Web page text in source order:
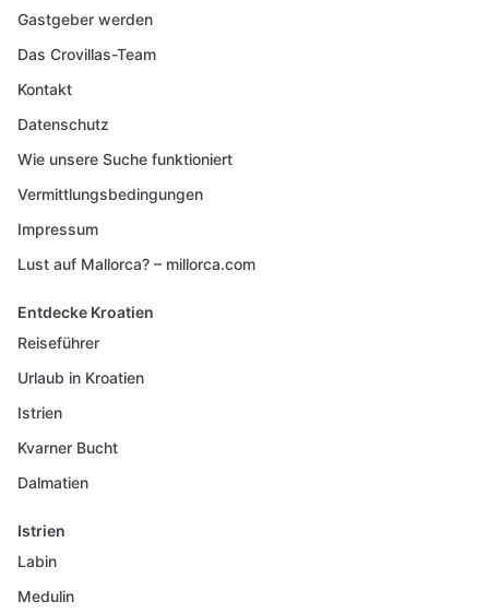
Gastgeber werden
Das Crovillas-Team
Kontakt
Datenschutz
Wie unsere Suche funktioniert
Vermittlungsbedingungen
Impressum
Lust auf Mallorca? – millorca.com
Entdecke Kroatien
Reiseführer
Urlaub in Kroatien
Istrien
Kvarner Bucht
Dalmatien
Istrien
Labin
Medulin